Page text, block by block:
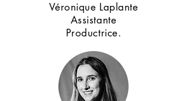
Véronique Laplante
Assistante
Productrice.